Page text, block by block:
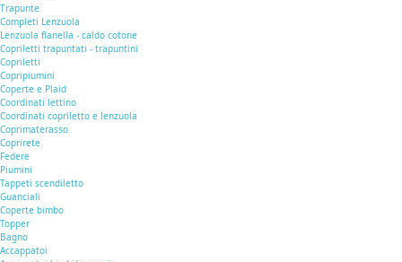
Trapunte
Completi Lenzuola
Lenzuola flanella - caldo cotone
Copriletti trapuntati - trapuntini
Copriletti
Copripiumini
Coperte e Plaid
Coordinati lettino
Coordinati copriletto e lenzuola
Coprimaterasso
Coprirete
Federe
Piumini
Tappeti scendiletto
Guanciali
Coperte bimbo
Topper
Bagno
Accappatoi